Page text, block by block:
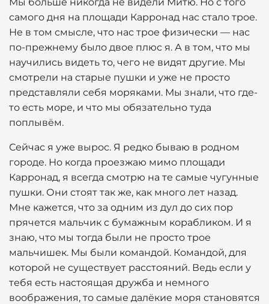
самого дня на площади Карронад нас стало трое.
Не в том смысле, что нас трое физически — нас
по-прежнему было двое плюс я. А в том, что мы
научились видеть то, чего не видят другие. Мы
смотрели на старые пушки и уже не просто
представляли себя моряками. Мы знали, что где-
то есть море, и что мы обязательно туда
поплывём.
Сейчас я уже вырос. Я редко бываю в родном
городе. Но когда проезжаю мимо площади
Карронад, я всегда смотрю на те самые чугунные
пушки. Они стоят так же, как много лет назад.
Мне кажется, что за одним из дул до сих пор
прячется мальчик с бумажным корабликом. И я
знаю, что мы тогда были не просто трое
мальчишек. Мы были командой. Командой, для
которой не существует расстояний. Ведь если у
тебя есть настоящая дружба и немного
воображения, то самые далёкие моря становятся